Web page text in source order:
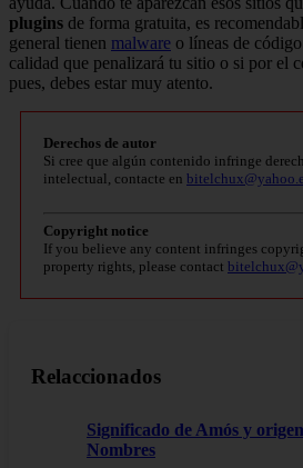
plugins de forma gratuita, es
general tienen malware o líneas de
calidad que penalizará tu sitio o si por el
pues, debes estar muy atento.
Derechos de autor
Si cree que algún contenido infringe
intelectual, contacte en
Copyright notice
If you believe any content infringes
property rights, please contact
Relaccionados
Significado de Amós y
Nombres